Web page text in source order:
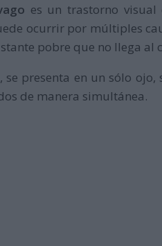
es un trastorno visual
ocurrir por múltiples
pobre que no llega al
presenta en un sólo ojo,
de manera simultánea.